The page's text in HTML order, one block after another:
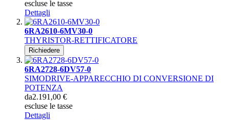
escluse le tasse
Dettagli
6RA2610-6MV30-0
THYRISTOR-RETTIFICATORE
Richiedere
6RA2728-6DV57-0
SIMODRIVE-APPARECCHIO DI CONVERSIONE DI
POTENZA
da2.191,00 €
escluse le tasse
Dettagli